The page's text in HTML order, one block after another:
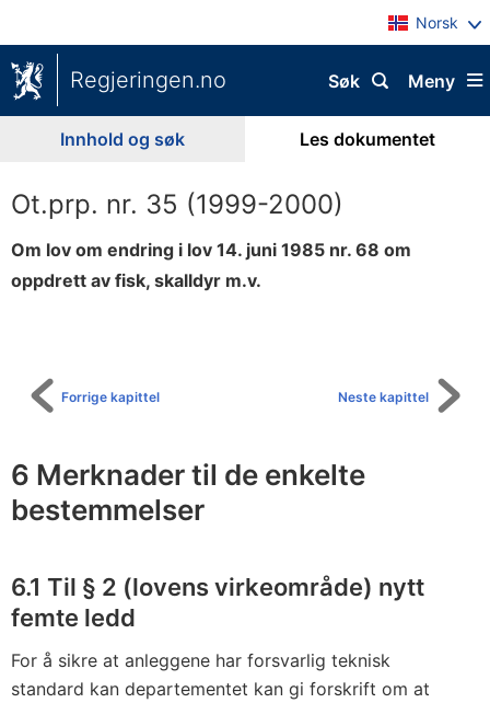
Norsk
Regjeringen.no Meny
Søk
Innhold og søk Les dokumentet
Ot.prp. nr. 35 (1999-2000)
Om lov om endring i lov 14. juni 1985 nr. 68 om
oppdrett av fisk, skalldyr m.v.
Neste kapittel
Forrige kapittel
6 Merknader til de enkelte
bestemmelser
6.1 Til § 2 (lovens virkeområde) nytt
femte ledd
For å sikre at anleggene har forsvarlig teknisk
standard kan departementet kan gi forskrift om at